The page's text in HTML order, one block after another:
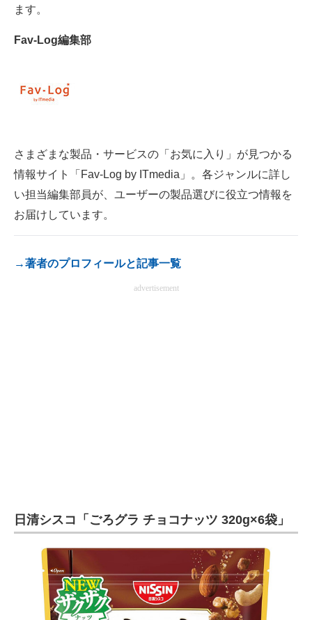
建設×テクノロジーの最前線
ます。
Fav-Log編集部
さまざまな製品・サービスの「お気に入り」が見つかる
情報サイト「Fav-Log by ITmedia」。各ジャンルに詳し
い担当編集部員が、ユーザーの製品選びに役立つ情報を
お届けしています。
→著者のプロフィールと記事一覧
advertisement
日清シスコ「ごろグラ チョコナッツ 320g×6袋」